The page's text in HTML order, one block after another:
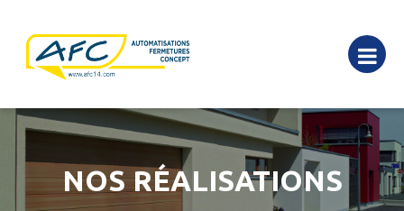
NOS RÉALISATIONS